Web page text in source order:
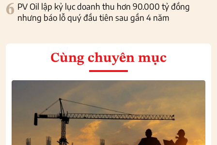
6 PV Oil lập kỷ lục doanh thu hơn 90.000 tỷ đồng
nhưng báo lỗ quý đầu tiên sau gần 4 năm
Cùng chuyên mục